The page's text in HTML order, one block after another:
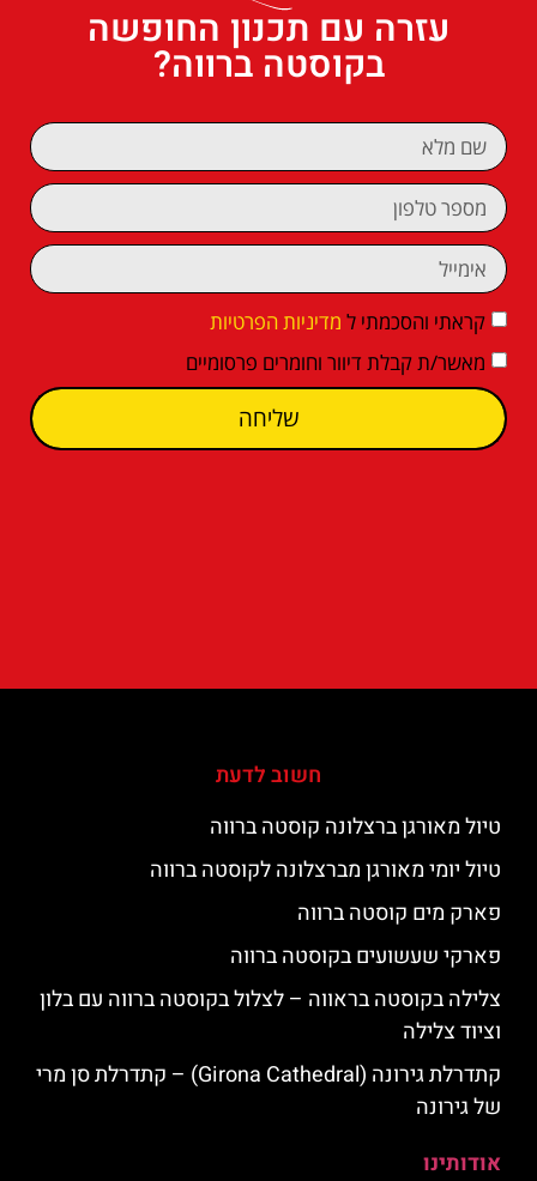
עזרה עם תכנון החופשה
בקוסטה ברווה?
קראתי והסכמתי ל מדיניות הפרטיות
מאשר/ת קבלת דיוור וחומרים פרסומיים
שליחה
חשוב לדעת
טיול מאורגן ברצלונה קוסטה ברווה
טיול יומי מאורגן מברצלונה לקוסטה ברווה
פארק מים קוסטה ברווה
פארקי שעשועים בקוסטה ברווה
צלילה בקוסטה בראווה – לצלול בקוסטה ברווה עם בלון
וציוד צלילה
קתדרלת גירונה (Girona Cathedral) – קתדרלת סן מרי
של גירונה
אודותינו